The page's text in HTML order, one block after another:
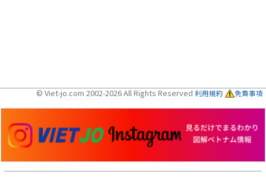
© Viet-jo.com 2002-2026 All Rights Reserved 利用規約 免責事項